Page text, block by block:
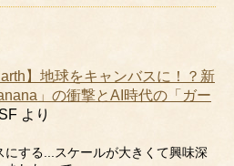
】地球をキャンバスに！？新
」の衝撃とAI時代の「ガー
SF より
にする...スケールが大きくて興味深